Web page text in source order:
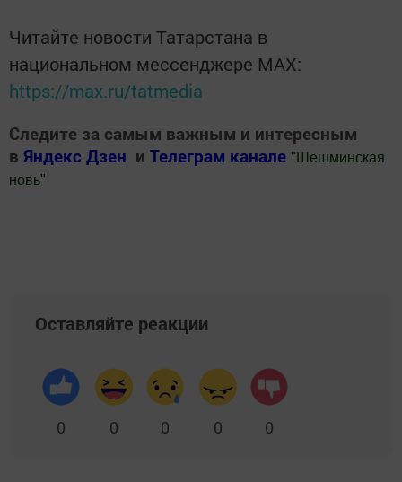
Читайте новости Татарстана в
национальном мессенджере MАХ:
https://max.ru/tatmedia
Следите за самым важным и интересным
в Яндекс Дзен и Телеграм канале " Шешминская
новь"
Оставляйте реакции
0 0 0 0 0